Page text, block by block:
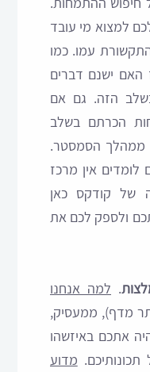
למצוא מי עובד
עמו. כמו
האם ישנם דברים
הזה. גם אם
הכרתם בשלב
ממהלך הסמסטר.
אין מרכז
של קודקס כאן
ולספק לכם את
. למה אנחנו
מדף), ממעסיק,
אתכם באיזשהו
מדוע